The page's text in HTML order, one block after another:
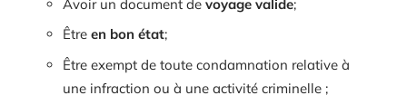
Avoir un document de voyage valide;
Être en bon état;
Être exempt de toute condamnation relative à
une infraction ou à une activité criminelle ;